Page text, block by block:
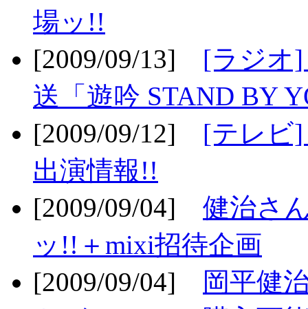
場ッ!!
[2009/09/13] [ラジオ]
送「遊吟 STAND BY
[2009/09/12] [テレビ]
出演情報!!
[2009/09/04] 健治さ
ッ!!＋mixi招待企画
[2009/09/04]
岡平健